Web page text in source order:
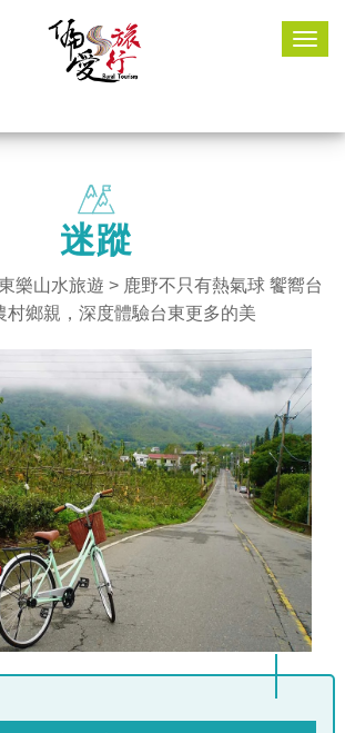
迷蹤
樂山水旅遊 > 鹿野不只有熱氣球 饗嚮台
村鄉親，深度體驗台東更多的美